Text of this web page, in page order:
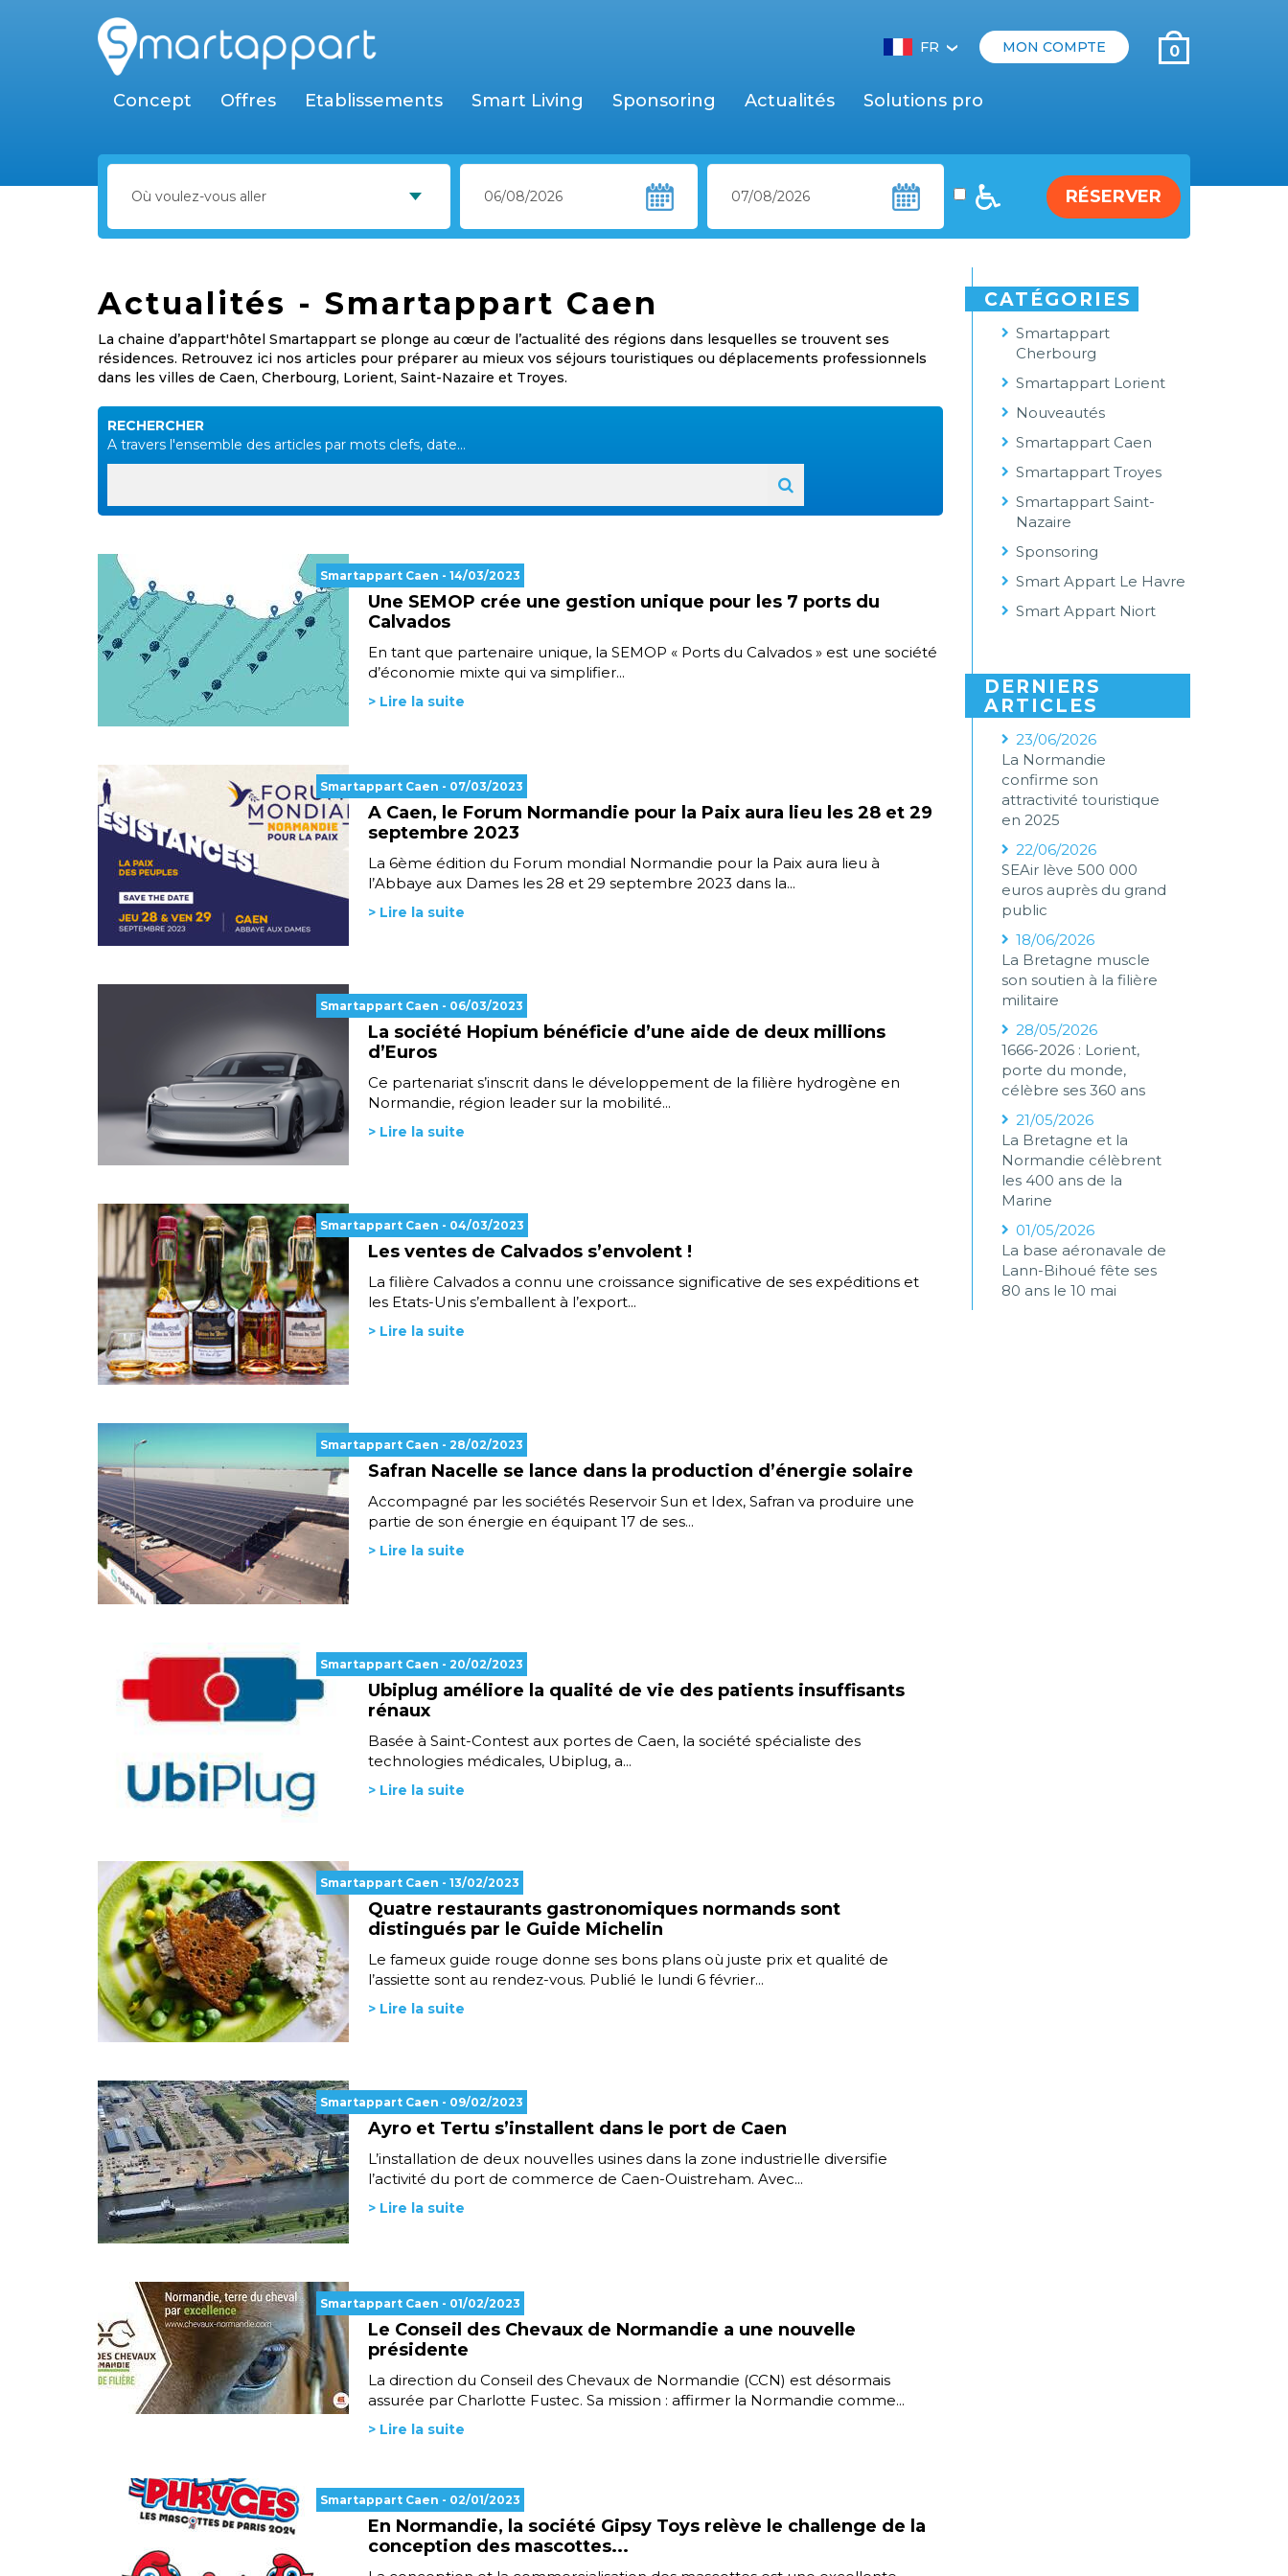
FR‹ MON COMPTE 0
Concept Offres Etablissements Smart Living Sponsoring Actualités Solutions pro
RÉSERVER
Actualités - Smartappart Caen
La chaine d’appart'hôtel Smartappart se plonge au cœur de l’actualité des régions dans lesquelles se trouvent ses
résidences. Retrouvez ici nos articles pour préparer au mieux vos séjours touristiques ou déplacements professionnels
dans les villes de Caen, Cherbourg, Lorient, Saint-Nazaire et Troyes.
RECHERCHER
A travers l'ensemble des articles par mots clefs, date...
Smartappart Caen - 14/03/2023
Une SEMOP crée une gestion unique pour les 7 ports du
Calvados
En tant que partenaire unique, la SEMOP « Ports du Calvados » est une société
d’économie mixte qui va simplifier...
> Lire la suite
Smartappart Caen - 07/03/2023
A Caen, le Forum Normandie pour la Paix aura lieu les 28 et 29
septembre 2023
La 6ème édition du Forum mondial Normandie pour la Paix aura lieu à
l’Abbaye aux Dames les 28 et 29 septembre 2023 dans la...
> Lire la suite
Smartappart Caen - 06/03/2023
La société Hopium bénéficie d’une aide de deux millions
d’Euros
Ce partenariat s’inscrit dans le développement de la filière hydrogène en
Normandie, région leader sur la mobilité...
> Lire la suite
Smartappart Caen - 04/03/2023
Les ventes de Calvados s’envolent !
La filière Calvados a connu une croissance significative de ses expéditions et
les Etats-Unis s’emballent à l’export...
> Lire la suite
Smartappart Caen - 28/02/2023
Safran Nacelle se lance dans la production d’énergie solaire
Accompagné par les sociétés Reservoir Sun et Idex, Safran va produire une
partie de son énergie en équipant 17 de ses...
> Lire la suite
Smartappart Caen - 20/02/2023
Ubiplug améliore la qualité de vie des patients insuffisants
rénaux
Basée à Saint-Contest aux portes de Caen, la société spécialiste des
technologies médicales, Ubiplug, a...
> Lire la suite
Smartappart Caen - 13/02/2023
Quatre restaurants gastronomiques normands sont
distingués par le Guide Michelin
Le fameux guide rouge donne ses bons plans où juste prix et qualité de
l’assiette sont au rendez-vous. Publié le lundi 6 février...
> Lire la suite
Smartappart Caen - 09/02/2023
Ayro et Tertu s’installent dans le port de Caen
L’installation de deux nouvelles usines dans la zone industrielle diversifie
l’activité du port de commerce de Caen-Ouistreham. Avec...
> Lire la suite
Smartappart Caen - 01/02/2023
Le Conseil des Chevaux de Normandie a une nouvelle
présidente
La direction du Conseil des Chevaux de Normandie (CCN) est désormais
assurée par Charlotte Fustec. Sa mission : affirmer la Normandie comme...
> Lire la suite
Smartappart Caen - 02/01/2023
En Normandie, la société Gipsy Toys relève le challenge de la
conception des mascottes...
CATÉGORIES
Smartappart
Cherbourg
Smartappart Lorient
Nouveautés
Smartappart Caen
Smartappart Troyes
Smartappart Saint-
Nazaire
Sponsoring
Smart Appart Le Havre
Smart Appart Niort
DERNIERS
ARTICLES
23/06/2026
La Normandie
confirme son
attractivité touristique
en 2025
22/06/2026
SEAir lève 500 000
euros auprès du grand
public
18/06/2026
La Bretagne muscle
son soutien à la filière
militaire
28/05/2026
1666-2026 : Lorient,
porte du monde,
célèbre ses 360 ans
21/05/2026
La Bretagne et la
Normandie célèbrent
les 400 ans de la
Marine
01/05/2026
La base aéronavale de
Lann-Bihoué fête ses
80 ans le 10 mai